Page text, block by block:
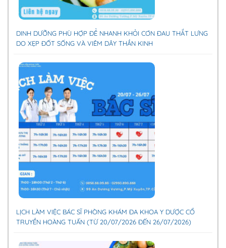
DINH DƯỠNG PHÙ HỢP ĐỂ NHANH KHỎI CƠN ĐAU THẮT LƯNG
DO XẸP ĐỐT SỐNG VÀ VIÊM DÂY THẦN KINH
LỊCH LÀM VIỆC BÁC SĨ PHÒNG KHÁM ĐA KHOA Y DƯỢC CỔ
TRUYỀN HOÀNG TUẤN (TỪ 20/07/2026 ĐẾN 26/07/2026)